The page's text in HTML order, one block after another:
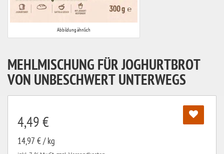
Abbildung ähnlich
MEHLMISCHUNG FÜR JOGHURTBROT
VON UNBESCHWERT UNTERWEGS
4,49 €
14,97 € / kg